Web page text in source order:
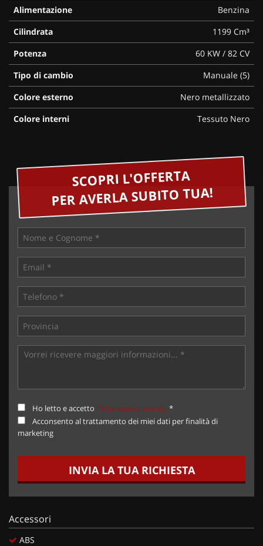
Alimentazione
Benzina
Cilindrata
1199 Cm³
Potenza
60 KW / 82 CV
Tipo di cambio
Manuale (5)
Colore esterno
Nero metallizzato
Colore interni
Tessuto Nero
SCOPRI L'OFFERTA
PER AVERLA SUBITO TUA!
Ho letto e accetto l'informativa privacy*
Acconsento al trattamento dei miei dati per finalità di
marketing
INVIA LA TUA RICHIESTA
Accessori
ABS